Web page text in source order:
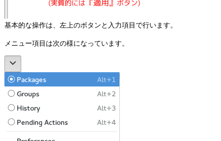
基本的な操作は、左上のボタンと入力項目で行います。
メニュー項目は次の様になっています。